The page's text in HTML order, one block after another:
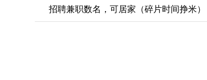
招聘兼职数名，可居家（碎片时间挣米）